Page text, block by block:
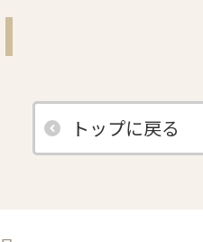
トップに戻る